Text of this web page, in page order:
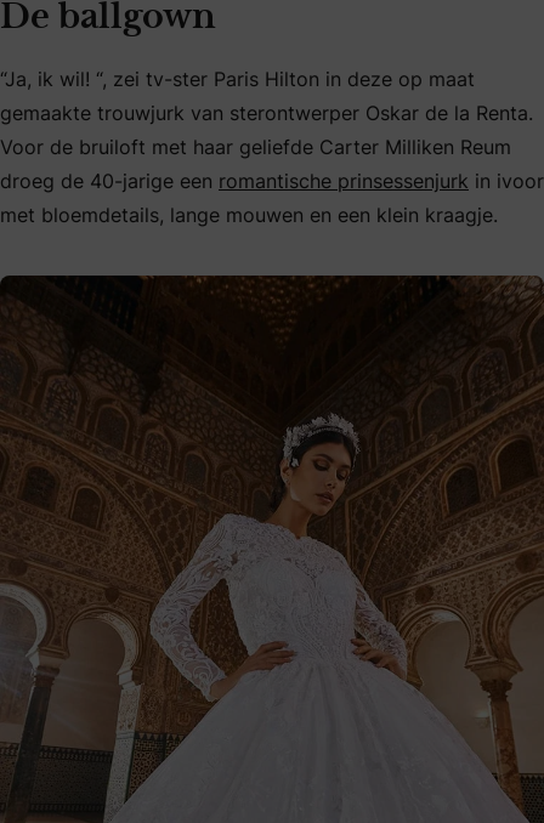
De ballgown
“Ja, ik wil! “, zei tv-ster Paris Hilton in deze op maat
gemaakte trouwjurk van sterontwerper Oskar de la Renta.
Voor de bruiloft met haar geliefde Carter Milliken Reum
droeg de 40-jarige een romantische prinsessenjurk in ivoor
met bloemdetails, lange mouwen en een klein kraagje.